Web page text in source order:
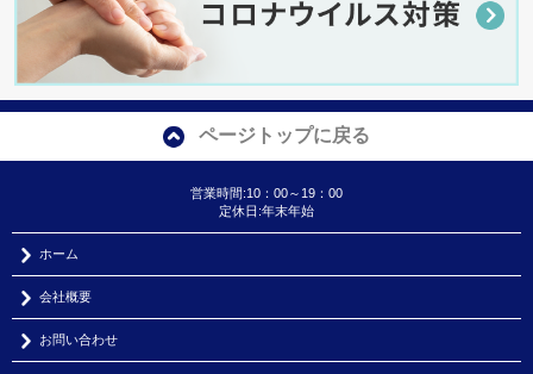
ページトップに戻る
営業時間:10：00～19：00
定休日:年末年始
ホーム
会社概要
お問い合わせ